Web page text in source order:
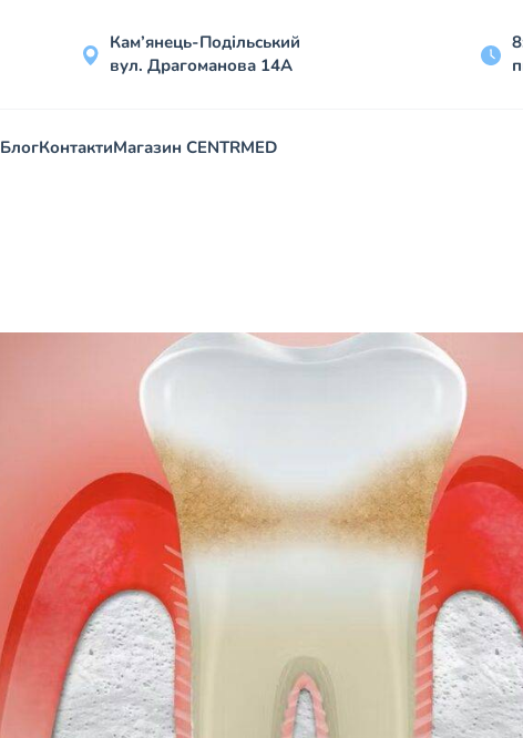
Кам’янець-Подільський
вул. Драгоманова 14А
БлогКонтактиМагазин CENTRMED